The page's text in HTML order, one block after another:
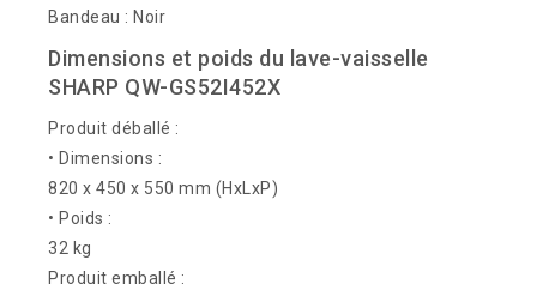
Bandeau : Noir
Dimensions et poids du lave-vaisselle
SHARP QW-GS52I452X
Produit déballé :
• Dimensions :
820 x 450 x 550 mm (HxLxP)
• Poids :
32 kg
Produit emballé :